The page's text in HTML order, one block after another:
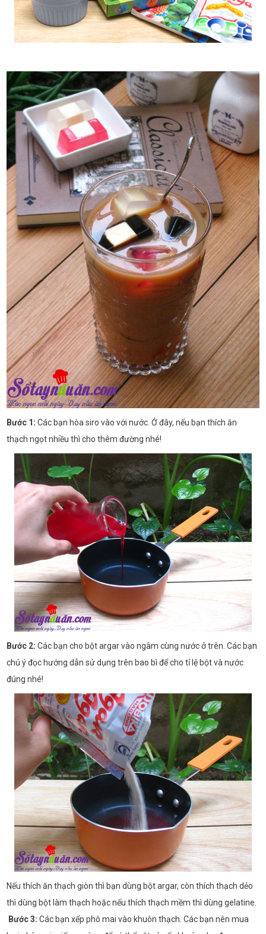
Bước 1: Các bạn hòa siro vào với nước. Ở đây, nếu bạn thích ăn
thạch ngọt nhiều thì cho thêm đường nhé!
Bước 2:Các bạn cho bột argar vào ngâm cùng nước ở trên. Các bạn
chú ý đọc hướng dẫn sử dụng trên bao bì để cho tỉ lệ bột và nước
đúng nhé!
Nếu thích ăn thạch giòn thì bạn dùng bột argar, còn thích thạch dẻo
thì dùng bột làm thạch hoặc nếu thích thạch mềm thì dùng gelatine.
Bước 3: Các bạn xếp phô mai vào khuôn thạch. Các bạn nên mua